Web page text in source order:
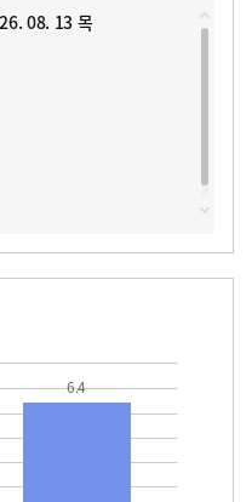
08. 13 목
6.4